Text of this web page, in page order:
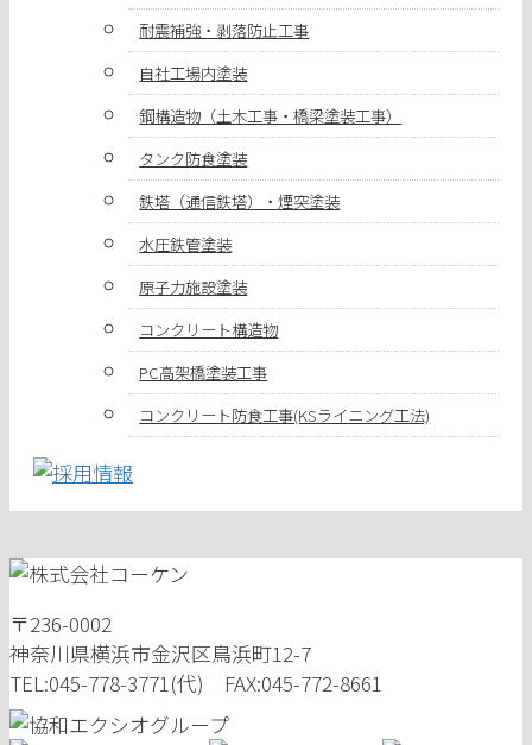
耐震補強・剥落防止工事
自社工場内塗装
鋼構造物（土木工事・橋梁塗装工事）
タンク防食塗装
鉄塔（通信鉄塔）・煙突塗装
水圧鉄管塗装
原子力施設塗装
コンクリート構造物
PC高架橋塗装工事
コンクリート防食工事(KSライニング工法)
〒236-0002
神奈川県横浜市金沢区鳥浜町12-7
TEL:045-778-3771(代) FAX:045-772-8661